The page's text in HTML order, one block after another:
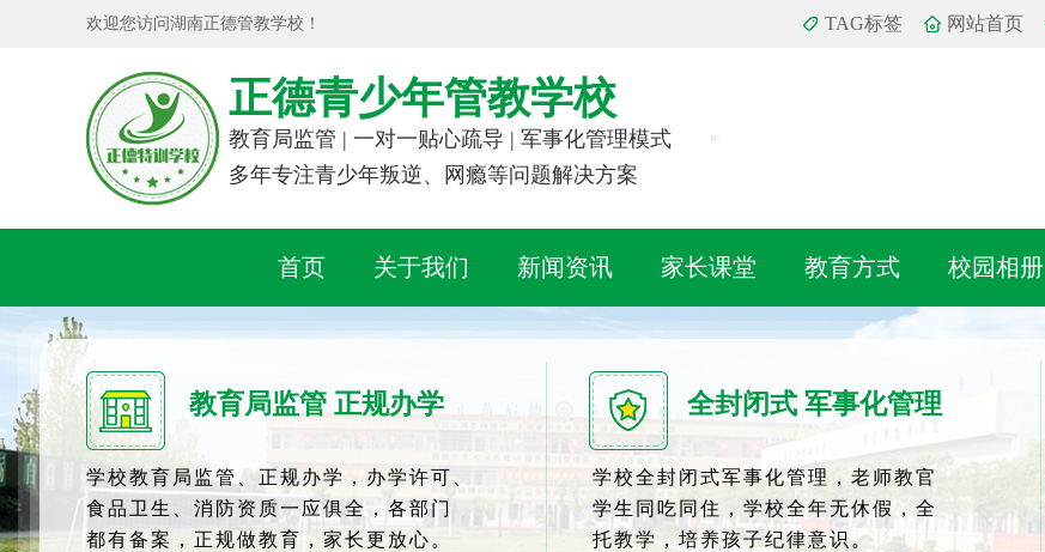
欢迎您访问湖南正德管教学校！ TAG标签 网站首页
正德青少年管教学校
教育局监管 | 一对一贴心疏导 | 军事化管理模式
多年专注青少年叛逆、网瘾等问题解决方案
首页 关于我们 新闻资讯 家长课堂 教育方式 校园相册
教育局监管 正规办学
学校教育局监管、正规办学，办学许可、
食品卫生、消防资质一应俱全，各部门
都有备案，正规做教育，家长更放心。
全封闭式 军事化管理
学校全封闭式军事化管理，老师教官
学生同吃同住，学校全年无休假，全
托教学，培养孩子纪律意识。